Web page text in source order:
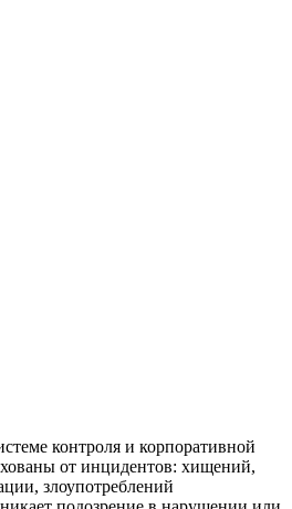
контроля и корпоративной
от инцидентов: хищений,
злоупотреблений